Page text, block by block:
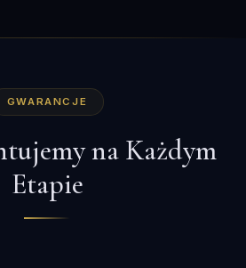
GWARANCJE
na Każdym
Etapie